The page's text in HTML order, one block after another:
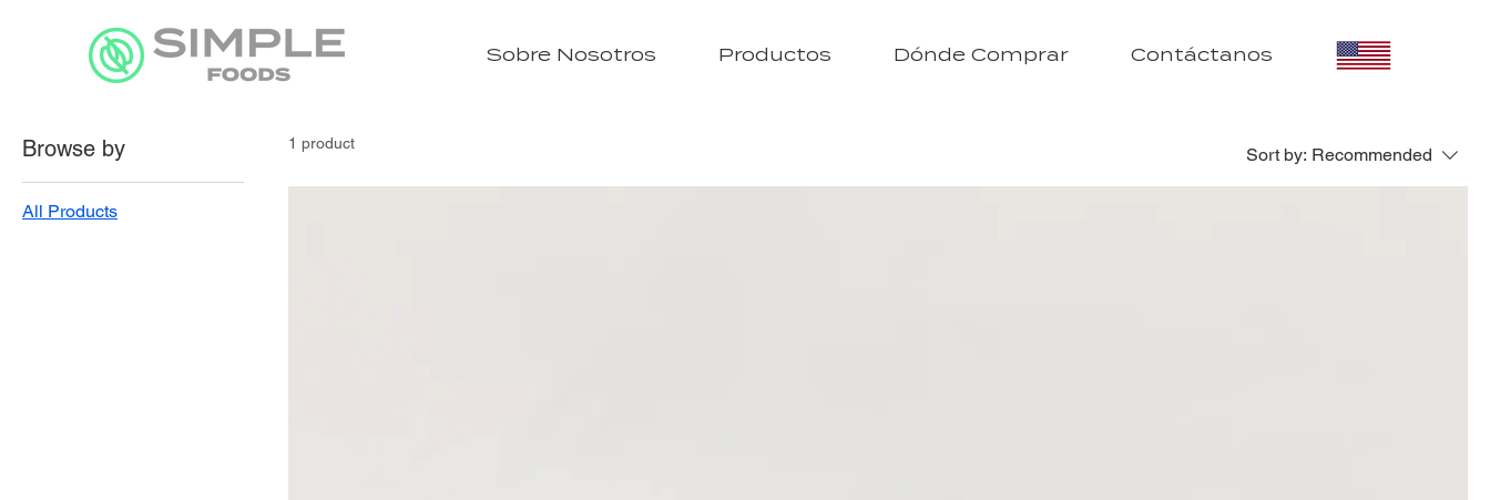
Sobre Nosotros Productos Dónde Comprar Contáctanos
Browse by
All Products
1 product
Sort by: Recommended